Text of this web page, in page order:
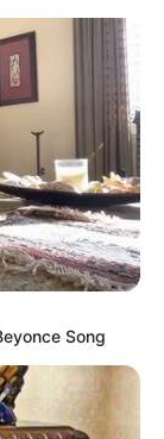
That Can
Song